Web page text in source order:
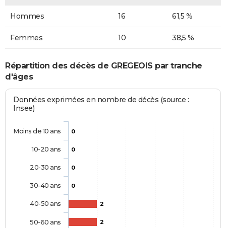
Hommes 16 61,5 %
Femmes 10 38,5 %
Répartition des décès de GREGEOIS par tranche
d'âges
Données exprimées en nombre de décès (source :
Insee)
0
0
0
0
2
2
Moins de 10 ans
10-20 ans
20-30 ans
30-40 ans
40-50 ans
50-60 ans